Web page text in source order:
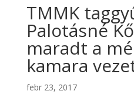
TMMK
Palotásné
maradt a
kamara
febr 23, 2017